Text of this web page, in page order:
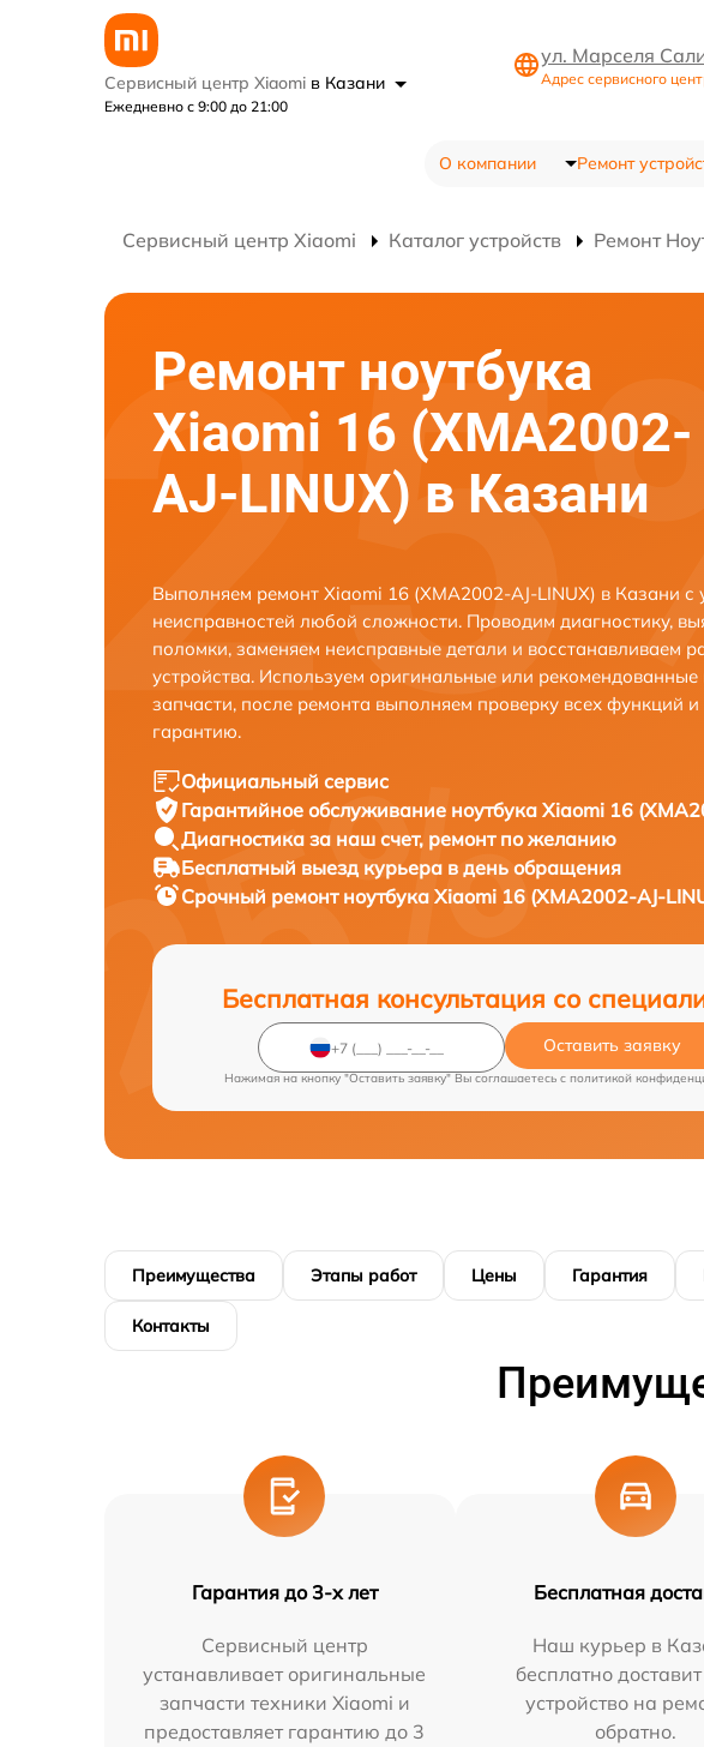
Сервисный центр Xiaomi в Казани
Ежедневно с 9:00 до 21:00
ул. Марселя
Адрес сервисного
О компании Ремонт
Сервисный центр Xiaomi Каталог устройств Ремонт
Ремонт ноутбука
Xiaomi 16 (XMA2002-
AJ-LINUX) в Казани
Выполняем ремонт Xiaomi 16 (XMA2002-AJ-LINUX) в Казани с
неисправностей любой сложности. Проводим диагностику,
поломки, заменяем неисправные детали и восстанавливаем
устройства. Используем оригинальные или рекомендованные
запчасти, после ремонта выполняем проверку всех функций и
гарантию.
Официальный сервис
Гарантийное обслуживание ноутбука Xiaomi 16
Диагностика за наш счет, ремонт по желанию
Бесплатный выезд курьера в день обращения
Срочный ремонт ноутбука Xiaomi 16 (XMA2002-AJ-
Бесплатная консультация со
Оставить заявку
Нажимая на кнопку "Оставить заявку" Вы соглашаетесь c политикой
Преимущества Этапы работ Цены Гарантия
Контакты
Гарантия до 3-х лет
Сервисный центр
устанавливает оригинальные
запчасти техники Xiaomi и
предоставляет гарантию до 3
Бесплатная
Наш курьер в
бесплатно
устройство на
обратно.